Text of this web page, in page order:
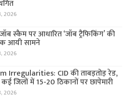
2026
स्कैम पर आधारित ‘जॉब ट्रैफिकिंग’ की
आयी सामने
2026
Irregularities: CID की ताबड़तोड़ रेड,
जिलों में 15-20 ठिकानों पर छापेमारी
2026